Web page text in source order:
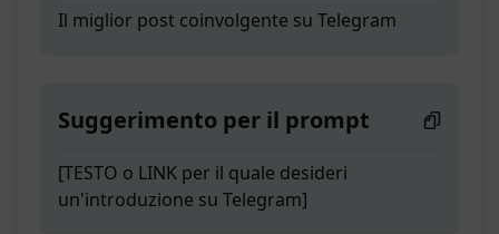
Il miglior post coinvolgente su Telegram
Suggerimento per il prompt
[TESTO o LINK per il quale desideri
un'introduzione su Telegram]